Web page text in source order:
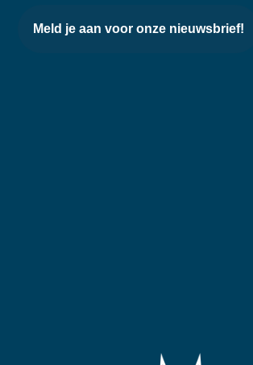
Meld je aan voor onze nieuwsbrief!